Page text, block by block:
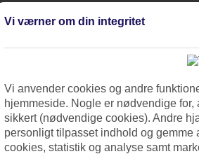
Vi værner om din integritet
Vi anvender cookies og andre
hjemmeside. Nogle er nødvendige
sikkert (nødvendige cookies). Andre
personligt tilpasset indhold og
cookies, statistik og analyse samt